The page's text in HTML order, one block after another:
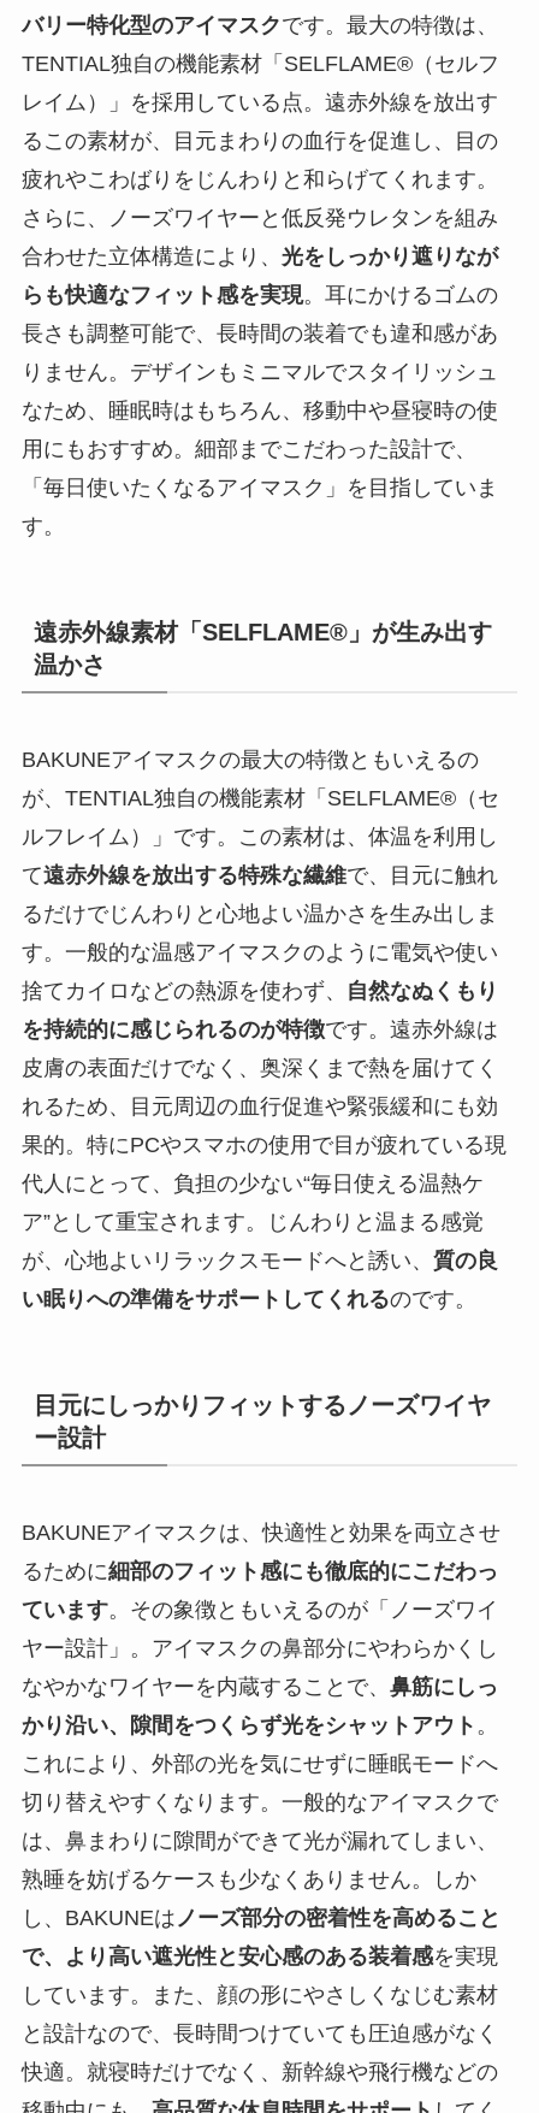
バリー特化型のアイマスクです。最大の特徴は、
TENTIAL独自の機能素材「SELFLAME®（セルフ
レイム）」を採用している点。遠赤外線を放出す
るこの素材が、目元まわりの血行を促進し、目の
疲れやこわばりをじんわりと和らげてくれます。
さらに、ノーズワイヤーと低反発ウレタンを組み
合わせた立体構造により、 光をしっかり遮りなが
らも快適なフィット感を実現。耳にかけるゴムの
長さも調整可能で、長時間の装着でも違和感があ
りません。デザインもミニマルでスタイリッシュ
なため、睡眠時はもちろん、移動中や昼寝時の使
用にもおすすめ。細部までこだわった設計で、
「毎日使いたくなるアイマスク」を目指していま
す。
遠赤外線素材「SELFLAME®」が生み出す
温かさ
BAKUNEアイマスクの最大の特徴ともいえるの
が、TENTIAL独自の機能素材「SELFLAME®（セ
ルフレイム）」です。この素材は、体温を利用し
て遠赤外線を放出する特殊な繊維で、目元に触れ
るだけでじんわりと心地よい温かさを生み出しま
す。一般的な温感アイマスクのように電気や使い
捨てカイロなどの熱源を使わず、
自然なぬくもり
を持続的に感じられるのが特徴です。遠赤外線は
皮膚の表面だけでなく、奥深くまで熱を届けてく
れるため、目元周辺の血行促進や緊張緩和にも効
果的。特にPCやスマホの使用で目が疲れている現
代人にとって、負担の少ない“毎日使える温熱ケ
ア”として重宝されます。じんわりと温まる感覚
が、心地よいリラックスモードへと誘い、 質の良
い眠りへの準備をサポートしてくれるのです。
目元にしっかりフィットするノーズワイヤ
ー設計
BAKUNEアイマスクは、快適性と効果を両立させ
るために細部のフィット感にも徹底的にこだわっ
ています。その象徴ともいえるのが「ノーズワイ
ヤー設計」。アイマスクの鼻部分にやわらかくし
なやかなワイヤーを内蔵することで、 鼻筋にしっ
かり沿い、隙間をつくらず光をシャットアウト 。
これにより、外部の光を気にせずに睡眠モードへ
切り替えやすくなります。一般的なアイマスクで
は、鼻まわりに隙間ができて光が漏れてしまい、
熟睡を妨げるケースも少なくありません。しか
し、BAKUNEはノーズ部分の密着性を高めること
で、より高い遮光性と安心感のある装着感を実現
しています。また、顔の形にやさしくなじむ素材
と設計なので、長時間つけていても圧迫感がなく
快適。就寝時だけでなく、新幹線や飛行機などの